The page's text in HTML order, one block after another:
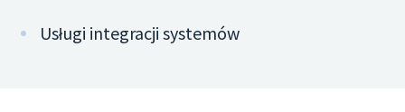
Usługi integracji systemów